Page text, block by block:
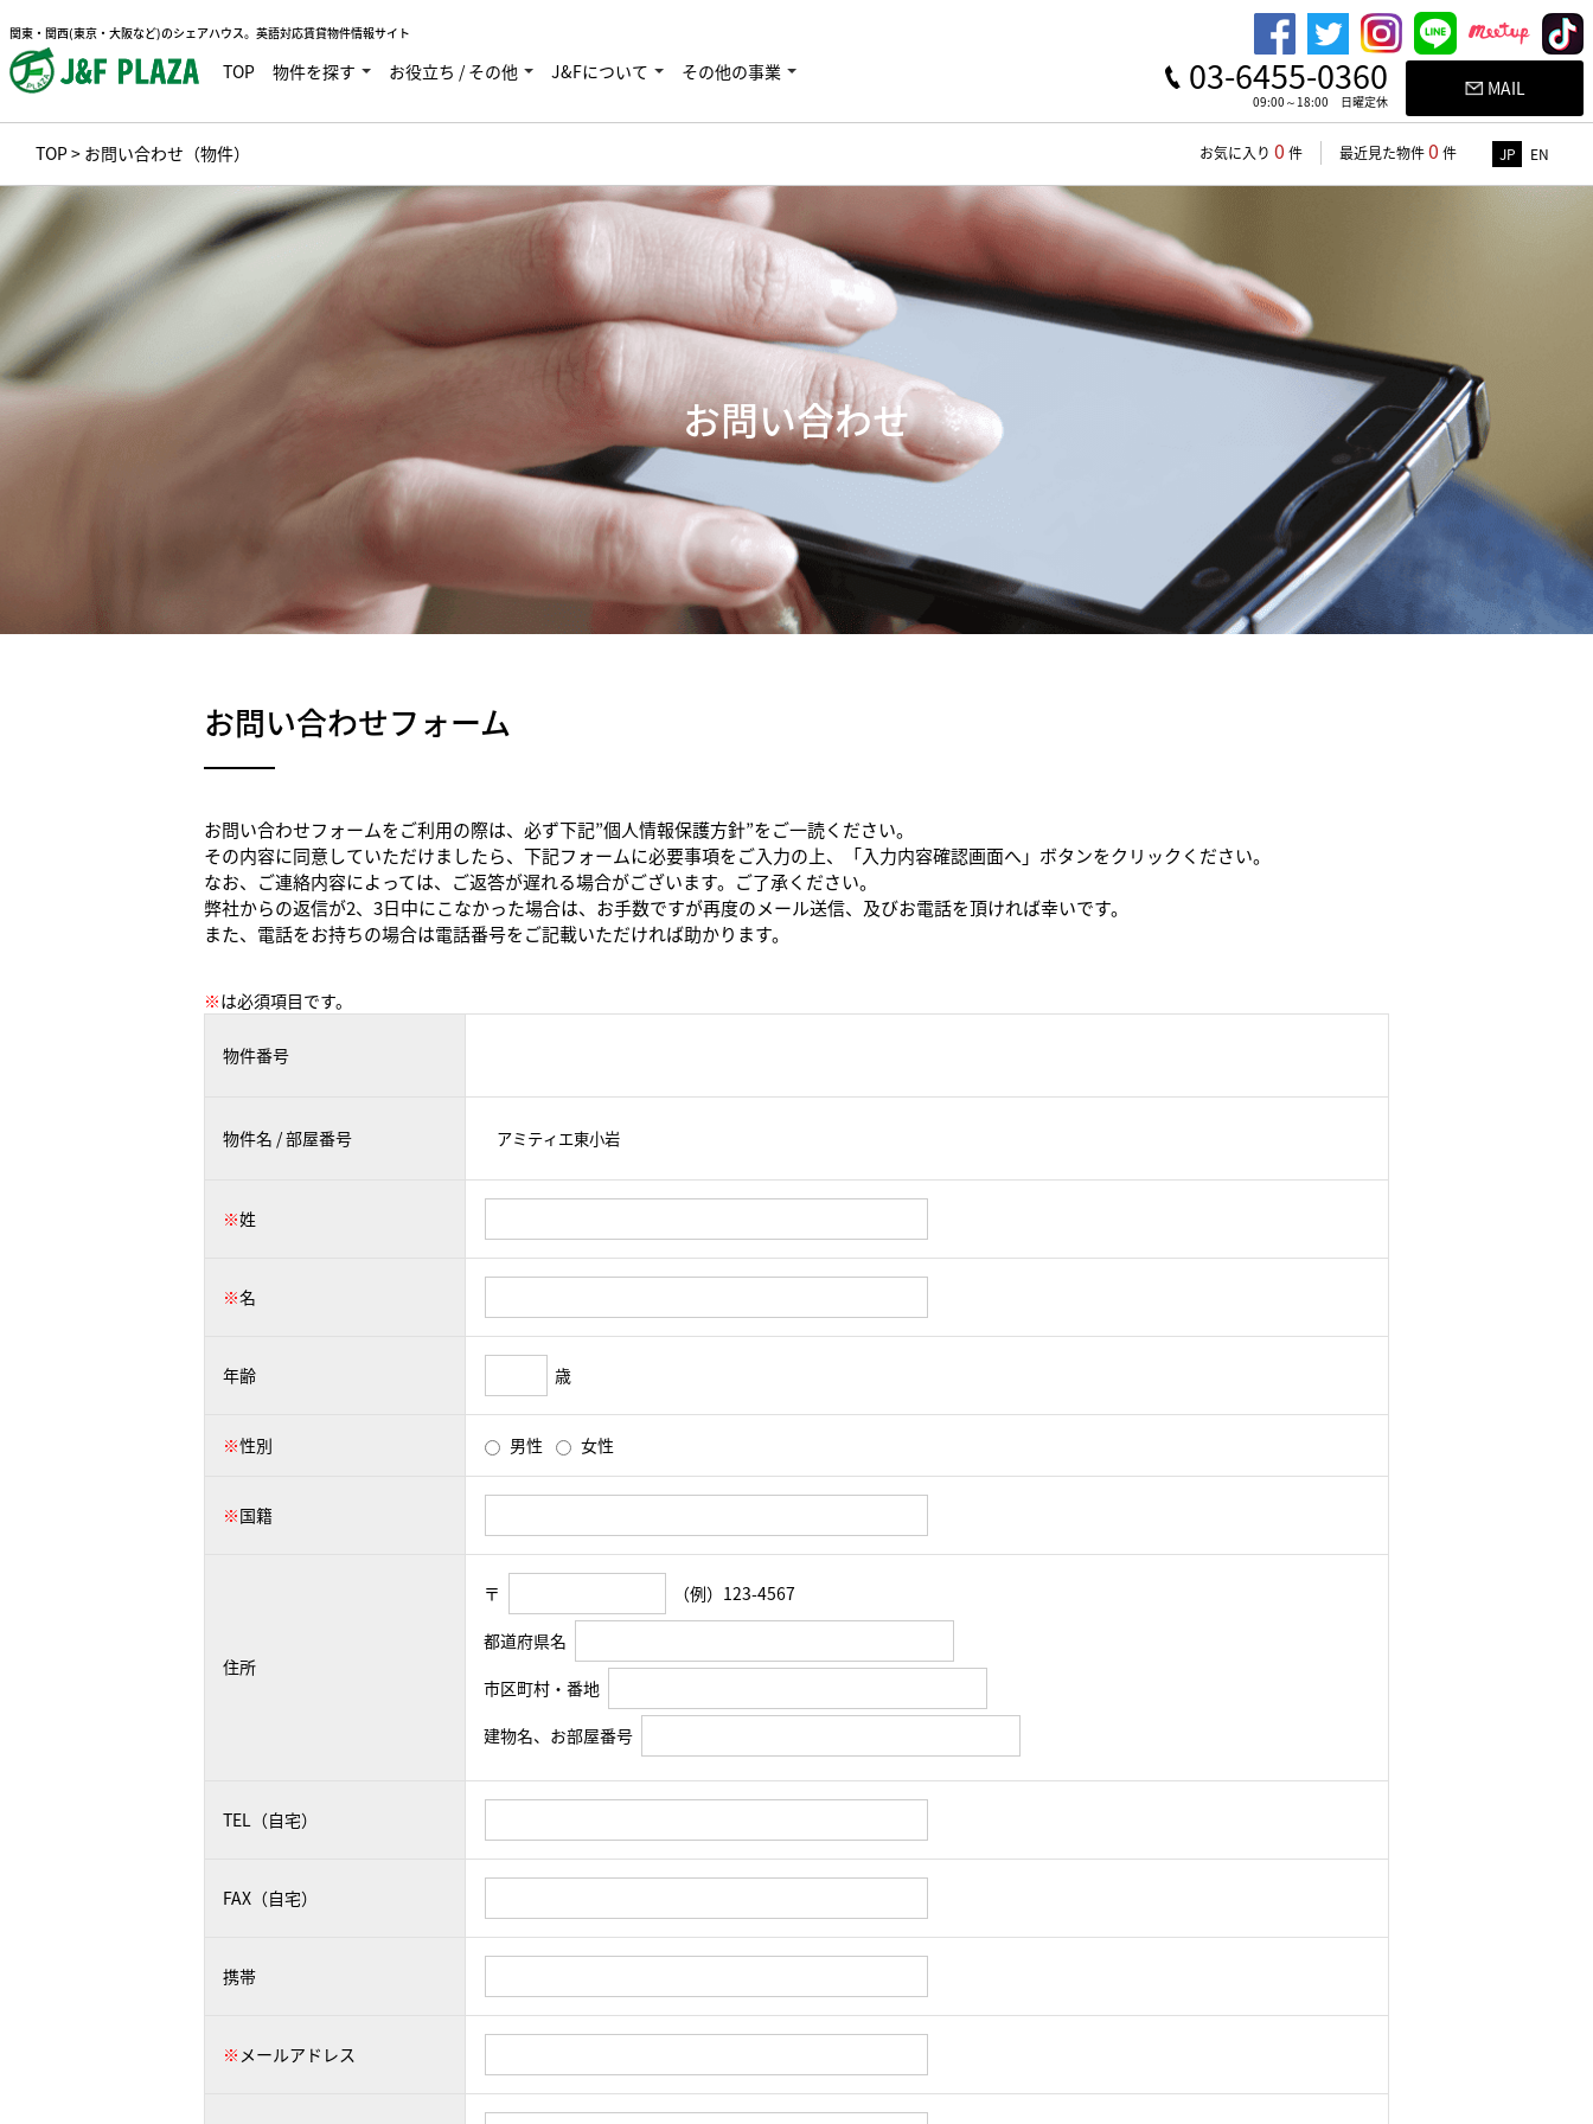
関東・関西(東京・大阪など)のシェアハウス。英語対応賃貸物件情報サイト
TOP 物件を探す お役立ち / その他 J&Fについて その他の事業 03-6455-0360
09:00～18:00 日曜定休
MAIL
TOP> お問い合わせ（物件） お気に入り 0 件 最近見た物件0 件 JP EN
お問い合わせ
お問い合わせフォーム
お問い合わせフォームをご利用の際は、必ず下記”個人情報保護方針”をご一読ください。
その内容に同意していただけましたら、下記フォームに必要事項をご入力の上、「入力内容確認画面へ」ボタンをクリックください。
なお、ご連絡内容によっては、ご返答が遅れる場合がございます。ご了承ください。
弊社からの返信が2、3日中にこなかった場合は、お手数ですが再度のメール送信、及びお電話を頂ければ幸いです。
また、電話をお持ちの場合は電話番号をご記載いただければ助かります。
※は必須項目です。
物件番号
物件名 / 部屋番号
※姓
※名
年齢 歳
※性別 男性 女性
※国籍
住所
〒
（例）123-4567
都道府県名
市区町村・番地
建物名、お部屋番号
TEL（自宅）
FAX（自宅）
携帯
※ メールアドレス